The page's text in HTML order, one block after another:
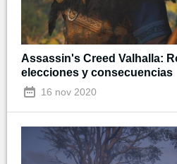
Assassin's Creed Valhalla:
elecciones y consecuencias
16 nov 2020